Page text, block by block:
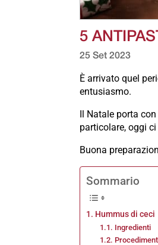
5
25 Set 2023
È arrivato quel
entusiasmo.
Il Natale porta
particolare, oggi
Buona
Sommario
Hummus di ceci
Ingredienti